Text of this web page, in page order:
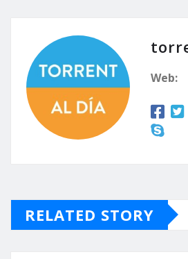
del circuito un total de
siete carreras Carratalá:
“El objetivo de la…
Web:
RELATED STORY